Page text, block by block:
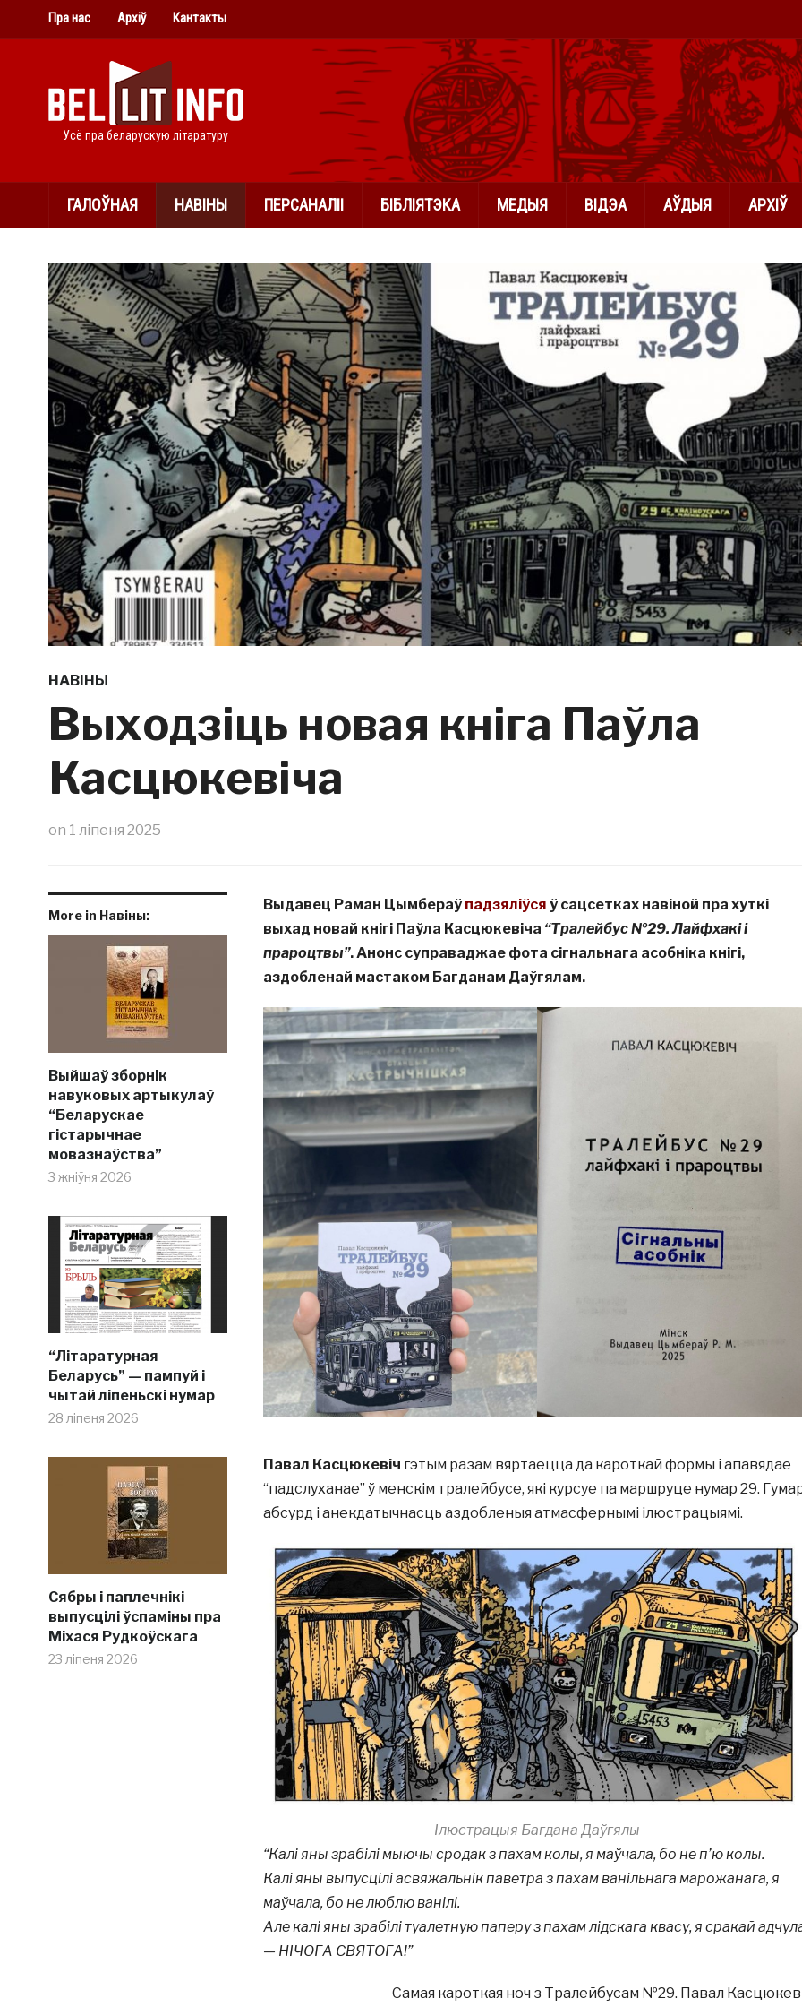
Пра нас Архіў Кантакты
Усё пра беларускую літаратуру
ГАЛОЎНАЯ НАВІНЫ ПЕРСАНАЛІІ БІБЛІЯТЭКА МЕДЫЯ ВІДЭА АЎДЫЯ АРХІЎ
НАВІНЫ
Выходзіць новая кніга Паўла
Касцюкевіча
on 1 ліпеня 2025
More in Навіны:
Выйшаў зборнік
навуковых артыкулаў
“Беларускае
гістарычнае
мовазнаўства”
3 жніўня 2026
“Літаратурная
Беларусь” — пампуй і
чытай ліпеньскі нумар
28 ліпеня 2026
Сябры і паплечнікі
выпусцілі ўспаміны пра
Міхася Рудкоўскага
23 ліпеня 2026
Выдавец Раман Цымбераў падзяліўся ў сацсетках навіной пра хуткі
выхад новай кнігі Паўла Касцюкевіча “Тралейбус №29. Лайфхакі і
прароцтвы”. Анонс суправаджае фота сігнальнага асобніка кнігі,
аздобленай мастаком Багданам Даўгялам.
Павал Касцюкевіч гэтым разам вяртаецца да кароткай формы і апавядае
“падслуханае” ў менскім тралейбусе, які курсуе па маршруце нумар 29.
абсурд і анекдатычнасць аздобленыя атмасфернымі ілюстрацыямі.
Ілюстрацыя Багдана Даўгялы
“Калі яны зрабілі мыючы сродак з пахам колы, я маўчала, бо не п’ю колы.
Калі яны выпусцілі асвяжальнік паветра з пахам ванільнага марожанага, я
маўчала, бо не люблю ванілі.
Але калі яны зрабілі туалетную паперу з пахам лідскага квасу, я сракай
— НІЧОГА СВЯТОГА!”
Самая кароткая ноч з Тралейбусам №29. Павал